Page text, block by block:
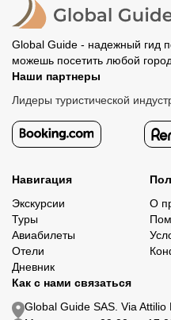
Global Guide - надежный гид
можешь посетить любой
Наши партнеры
Лидеры туристической
Навигация
Экскурсии
Туры
Авиабилеты
Отели
Дневник
О
Как с нами связаться
Global Guide SAS. Via